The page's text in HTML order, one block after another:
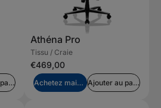
Ajouter au panier
Athéna Pro
Tissu / Craie
€469,00
Achetez maintenant Ajouter au panier